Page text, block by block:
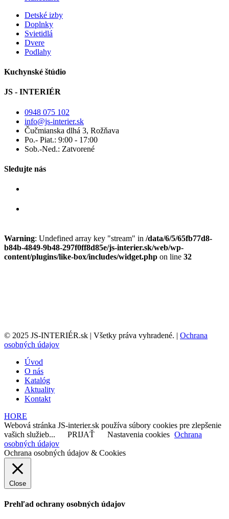
Detské izby
Doplnky
Svietidlá
Dvere
Podlahy
Kuchynské štúdio
JS - INTERIÉR
0948 075 102
info@js-interier.sk
Čučmianska dlhá 3, Rožňava
Po.- Piat.: 9:00 - 17:00
Sob.-Ned.: Zatvorené
Sledujte nás
Warning: Undefined array key "stream" in /data/6/5/65fb77d8-
b84b-4849-9b48-297f0ff8d85e/js-interier.sk/web/wp-
content/plugins/like-box/includes/widget.php on line 32
© 2025 JS-INTERIÉR.sk | Všetky práva vyhradené. | Ochrana
osobných údajov
Úvod
O nás
Katalóg
Aktuality
Kontakt
HORE
Webová stránka JS-interier.sk používa súbory cookies pre zlepšenie
vašich služieb...
PRIJAŤ Nastavenia cookies Ochrana
osobných údajov
Ochrana osobných údajov & Cookies
Close
Prehľad ochrany osobných údajov